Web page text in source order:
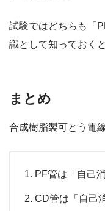
試験ではどちらも「
識として知っておく
まとめ
合成樹脂製可とう電
PF管は「自己
CD管は「自己